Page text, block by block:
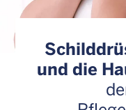
und die